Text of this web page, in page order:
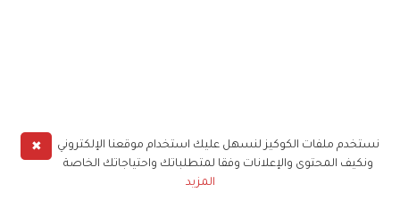
✖
نستخدم ملفات الكوكيز لنسهل عليك استخدام موقعنا الإلكتروني
ونكيف المحتوى والإعلانات وفقا لمتطلباتك واحتياجاتك الخاصة
المزيد